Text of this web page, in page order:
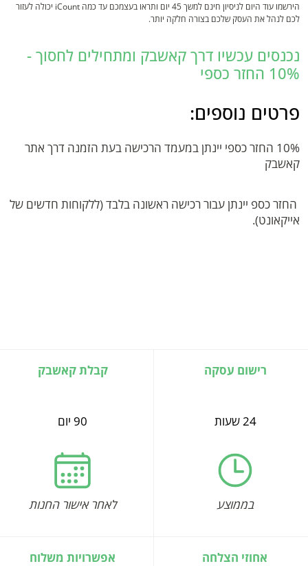
הירשמו עוד היום לניסיון חינם למשך 45 יום ותראו בעצמכם עד כמה iCount יכולה לעזור
לכם לנהל את העסק שלכם בצורה חלקה יותר.
נכנסים עכשיו דרך קאשבק ומתחילים לחסוך -
10% החזר כספי
פרטים נוספים:
10% החזר כספי יינתן במעמד הרכישה בעת הזמנה דרך אתר
קאשבק
החזר כספ יינתן עבור רכישה ראשונה בלבד (ללקוחות חדשים של
אייקאונט).
רישום עסקה
24 שעות
בממוצע
קבלת קאשבק
90 יום
לאחר אישור החנות
אחוזי הצלחה אפשרויות משלוח